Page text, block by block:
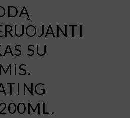
SU